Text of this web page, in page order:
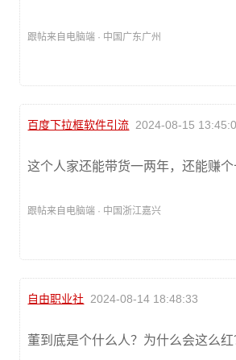
跟帖来自电脑端 · 中国广东广州
百度下拉框软件引流 2024-08-15
这个人家还能带货一两年，还能赚
跟帖来自电脑端 · 中国浙江嘉兴
自由职业社 2024-08-14 18:48:33
董到底是个什么人？为什么会这么